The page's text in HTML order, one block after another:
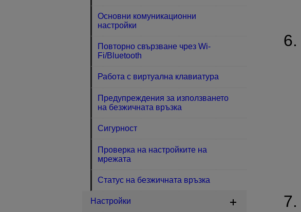
Основни комуникационни
настройки
Повторно свързване чрез Wi-
Fi/Bluetooth
Работа с виртуална клавиатура
Предупреждения за използването
на безжичната връзка
Сигурност
Проверка на настройките на
мрежата
Статус на безжичната връзка
Настройки